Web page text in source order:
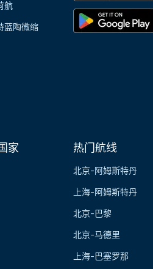
航
蓝陶微缩
家 热门航线
北京-阿姆斯特丹
上海-阿姆斯特丹
北京-巴黎
北京-马德里
上海-巴塞罗那